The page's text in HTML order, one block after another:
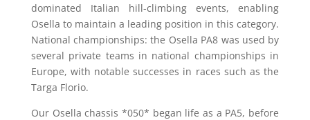
dominated Italian hill-climbing events, enabling
Osella to maintain a leading position in this category.
National championships: the Osella PA8 was used by
several private teams in national championships in
Europe, with notable successes in races such as the
Targa Florio.
Our Osella chassis *050* began life as a PA5, before